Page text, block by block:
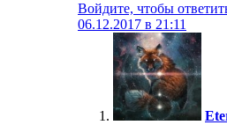
Войдите, чтобы
06.12.2017 в 21:11